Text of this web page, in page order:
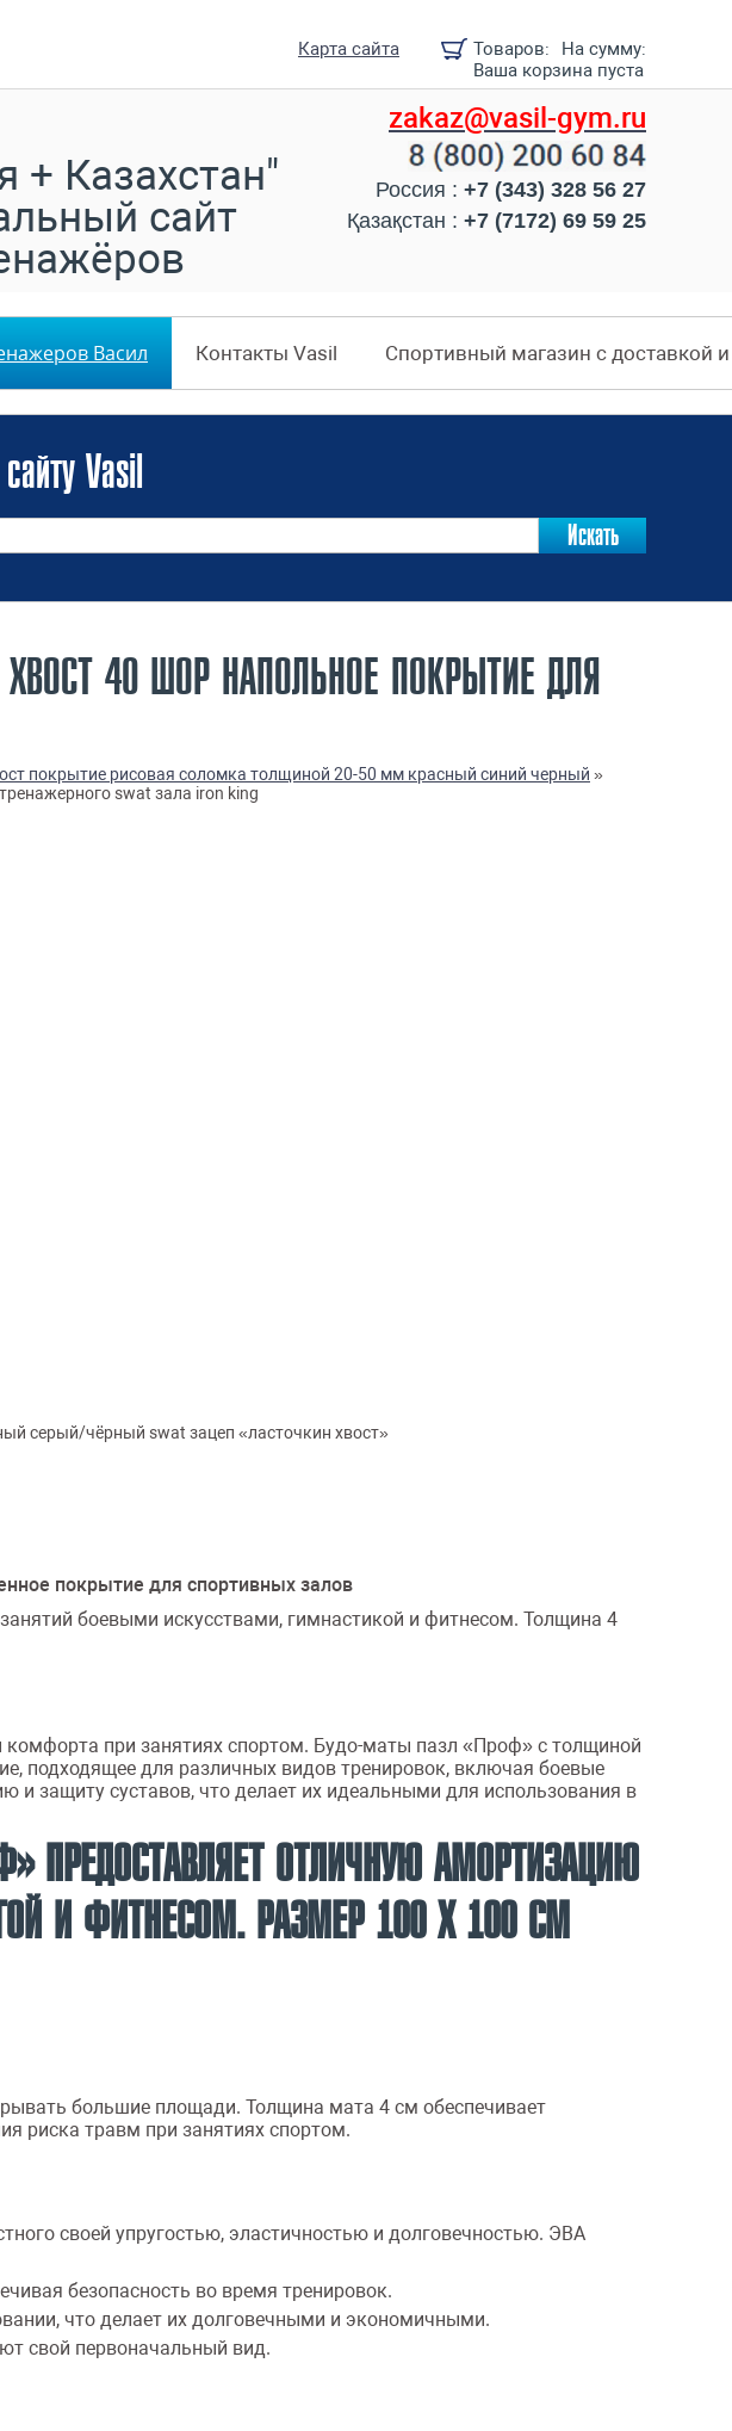
Товаров:
На сумму:
Ваша корзина пуста
Карта сайта
zakaz@vasil-gym.ru
Россия : +7 (343) 328 56 27
Қазақстан : +7 (7172) 69 59 25
+ Казахстан"
сайт
Васил Контакты Vasil Спортивный магазин с доставкой
Vasil
40 ШОР НАПОЛЬНОЕ ПОКРЫТИЕ ДЛЯ
покрытие рисовая соломка толщиной 20-50 мм красный синий черный »
swat зала iron king
серый/чёрный swat зацеп «ласточкин хвост»
покрытие для спортивных залов
боевыми искусствами, гимнастикой и фитнесом. Толщина 4
при занятиях спортом. Будо-маты пазл «Проф» с толщиной
подходящее для различных видов тренировок, включая боевые
и защиту суставов, что делает их идеальными для использования в
ПРЕДОСТАВЛЯЕТ ОТЛИЧНУЮ АМОРТИЗАЦИЮ
И ФИТНЕСОМ. РАЗМЕР 100 Х 100 СМ
большие площади. Толщина мата 4 см обеспечивает
риска травм при занятиях спортом.
своей упругостью, эластичностью и долговечностью. ЭВА
безопасность во время тренировок.
что делает их долговечными и экономичными.
свой первоначальный вид.